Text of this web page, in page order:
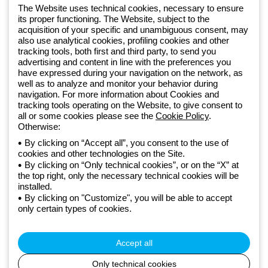
Od 2025 roku firma Beghelli jest częścią Grupy GEWISS, działając w
ramach ekosystemu GEWISS LightZone, w którym tworzymy
zintegrowane rozwiązania oświetleniowe, przekształcające
złożoność w prostotę oraz wspierające profesjonalistów i
użytkowników w realizacji ich potrzeb.Dowiedz się więcej o GEWISS
Polityka prywatności
Polityka cookies
Ogólne warunki sprzedaży
Wszystkie dokumenty
Deklaracja dostępności
Realizacja strony
to the direction and coordination of Gewiss S.p.A. - P.IVA (IT)
00666341201 - Registered in the Register of Companies of
Bologna. Fully paid-up capital: 10,000,000 Euro
The Website uses technical cookies, necessary to ensure
its proper functioning. The Website, subject to the
acquisition of your specific and unambiguous consent, may
also use analytical cookies, profiling cookies and other
tracking tools, both first and third party, to send you
advertising and content in line with the preferences you
have expressed during your navigation on the network, as
well as to analyze and monitor your behavior during
navigation. For more information about Cookies and
tracking tools operating on the Website, to give consent to
all or some cookies please see the Cookie Policy.
Otherwise:
By clicking on “Accept all”, you consent to the use of
cookies and other technologies on the Site.
By clicking on “Only technical cookies”, or on the “X” at
the top right, only the necessary technical cookies will be
installed.
By clicking on "Customize", you will be able to accept
only certain types of cookies.
Accept all
Only technical cookies